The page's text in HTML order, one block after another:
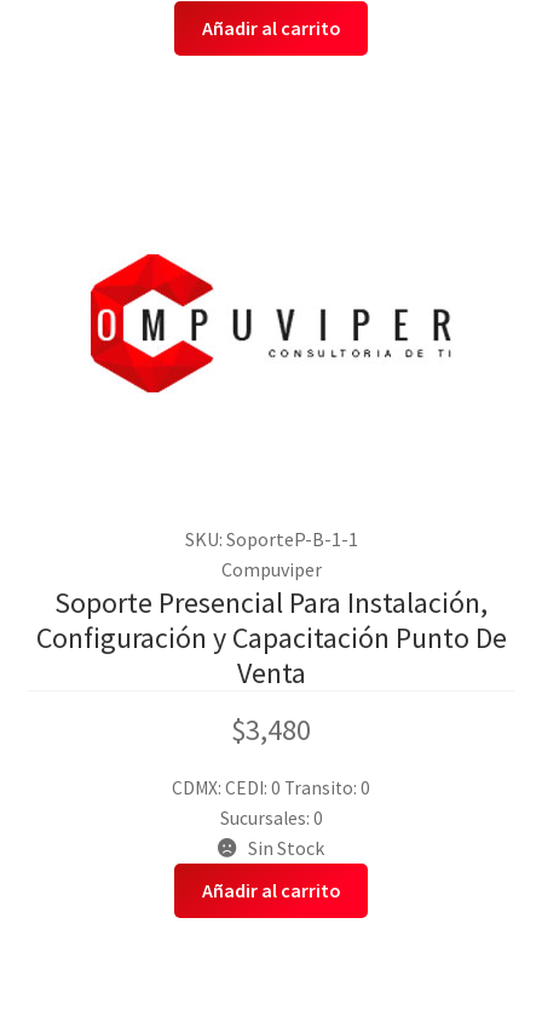
Añadir al carrito
SKU: SoporteP-B-1-1
Compuviper
Soporte Presencial Para Instalación,
Configuración y Capacitación Punto De
Venta
$3,480
CDMX: CEDI: 0 Transito: 0
Sucursales: 0
Sin Stock
Añadir al carrito